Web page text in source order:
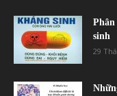
Phân
sinh
29